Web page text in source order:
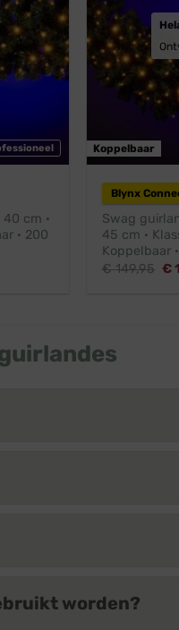
cm ·
· 200
Koppelbaar
Blynx
Swag
45 cm ·
Koppelbaar
€149,95 €
worden?